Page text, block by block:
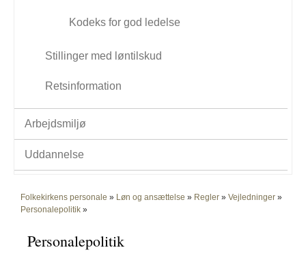
Kodeks for god ledelse
Stillinger med løntilskud
Retsinformation
Arbejdsmiljø
Uddannelse
Folkekirkens personale » Løn og ansættelse » Regler » Vejledninger »
Personalepolitik »
Personalepolitik